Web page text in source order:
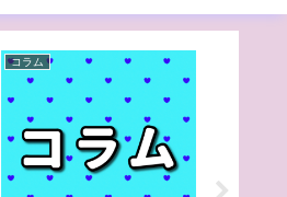
コラム